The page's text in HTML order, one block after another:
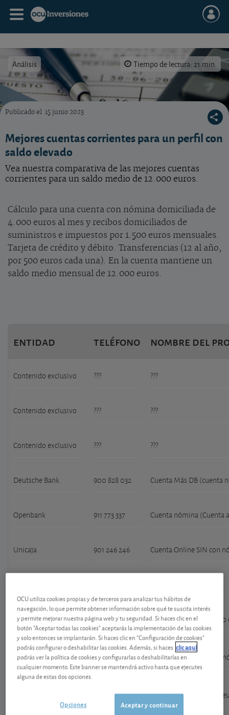
Análisis Tiempo de lectura: 21 min.
Publicado el 15 junio 2023
Mejores cuentas corrientes para un perfil con
saldo elevado
Vea nuestra comparativa de las mejores cuentas
corrientes para un saldo medio de 12.000 euros.
Cálculo para una cuenta con nómina domiciliada de
4.000 euros al mes y recibos domiciliados de
suministros e impuestos por 1.500 euros mensuales.
Tarjeta de crédito y débito. Transferencias (12 al año,
por 500 euros cada una). En la cuenta mantiene un
saldo medio mensual de 12.000 euros.
entidad teléfono nombre del
Contenido exclusivo ??? ???
Contenido exclusivo ??? ???
Contenido exclusivo ??? ???
Deutsche Bank 900 828 032 Cuenta Más DB (cuenta
Openbank 911 773 337 Cuenta nómina (Cuenta
Unicaja 901 246 246 Cuenta Online SIN con
Cajamar 901 511 000 Cuenta nómina de 1.200
BBVA 912249426 Cuenta Va Contigo con
901 511 000 Cuenta nómina de 950
OCU utiliza cookies propias y de terceros para analizar tus hábitos de
navegación, lo que permite obtener información sobre qué te suscita interés
y permite mejorar nuestra página web y tu seguridad. Si haces clic en el
botón "Aceptar todas las cookies" aceptarás la implementación de las cookies
y solo entonces se implantarán. Si haces clic en "Configuración de cookies"
podrás configurar o deshabilitar las cookies. Además, si haces clic aquí
podrás ver la política de cookies y configurarlas o deshabilitarlas en
cualquier momento. Este banner se mantendrá activo hasta que ejecutes
alguna de estas dos opciones.
Aceptar y continuar
Opciones